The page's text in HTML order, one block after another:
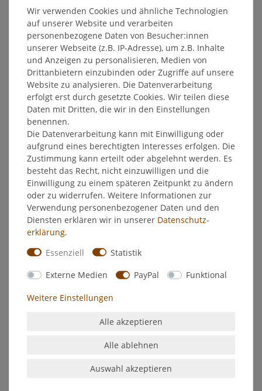
* inkl. ges. MwSt. zzgl.Versandkosten
Beschreibung
Weitere Details
EU-Verantwortlicher
Hersteller
Elsterglanz Keramik Pflege reinigt, poliert und konserviert
zuverlässig keramische Oberflächen in Küche und Bad
absolut materialschonend
konservierend und bringen Schutz vor Anlaufen und
Wiederverschmutzung.
auf ein feuchtes Tuch oder Schwamm geben,
wischen. Bei starken Verschmutzungen
Wir verwenden Cookies und ähnliche Technologien
auf unserer Website und verarbeiten
personenbezogene Daten von Besucher:innen
unserer Webseite (z.B. IP-Adresse), um z.B. Inhalte
und Anzeigen zu personalisieren, Medien von
Drittanbietern einzubinden oder Zugriffe auf unsere
Website zu analysieren. Die Datenverarbeitung
erfolgt erst durch gesetzte Cookies. Wir teilen diese
Daten mit Dritten, die wir in den Einstellungen
benennen.
Die Datenverarbeitung kann mit Einwilligung oder
aufgrund eines berechtigten Interesses erfolgen. Die
Zustimmung kann erteilt oder abgelehnt werden. Es
besteht das Recht, nicht einzuwilligen und die
Einwilligung zu einem späteren Zeitpunkt zu ändern
oder zu widerrufen. Weitere Informationen zur
Verwendung personenbezogener Daten und den
Diensten erklären wir in unserer Daten­schutz­
erklärung.
Essenziell
Statistik
Externe Medien PayPal Funktional
Weitere Einstellungen
Alle akzeptieren
Alle ablehnen
Auswahl akzeptieren